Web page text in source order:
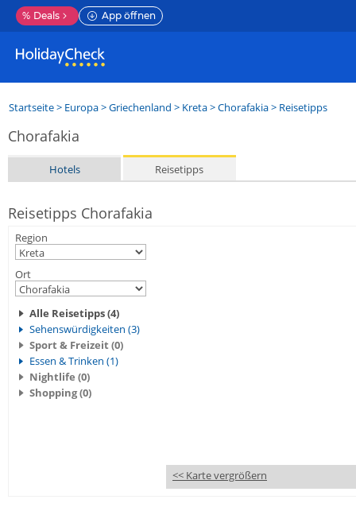
% Deals App öffnen
Startseite> Europa>Griechenland > Kreta>Chorafakia> Reisetipps
Chorafakia
Hotels Reisetipps
Reisetipps Chorafakia
Region
Ort
Alle Reisetipps (4)
Sehenswürdigkeiten (3)
Sport & Freizeit (0)
Essen & Trinken (1)
Nightlife (0)
Shopping (0)
<< Karte vergrößern